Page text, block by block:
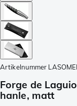
Artikelnummer
Forge de
hanle, matt